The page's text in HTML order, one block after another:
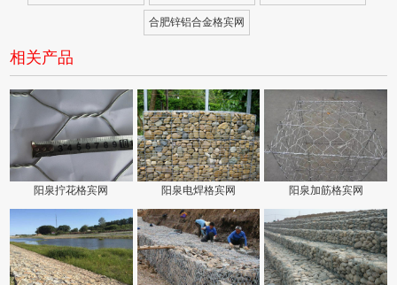
合肥锌铝合金格宾网
相关产品
阳泉拧花格宾网 阳泉电焊格宾网 阳泉加筋格宾网